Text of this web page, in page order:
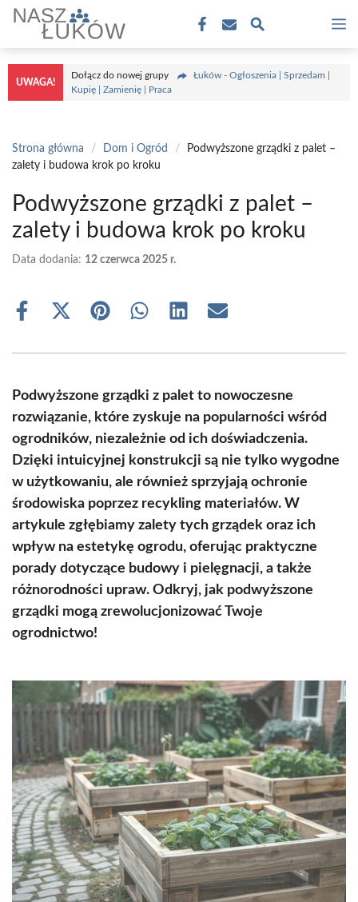
Przejdź
treści
UWAGA!
Dołącz do nowej grupy
Łuków - Ogłoszenia | Sprzedam |
Kupię | Zamienię | Praca
Strona główna / Dom i Ogród /
Podwyższone grządki z palet –
zalety i budowa krok po kroku
Podwyższone grządki z palet –
zalety i budowa krok po kroku
Data dodania: 12 czerwca 2025 r.
Share
Share
(Twitter)
Share Share Share Share
Podwyższone grządki z palet to nowoczesne
rozwiązanie, które zyskuje na popularności wśród
ogrodników, niezależnie od ich doświadczenia.
Dzięki intuicyjnej konstrukcji są nie tylko wygodne
w użytkowaniu, ale również sprzyjają ochronie
środowiska poprzez recykling materiałów. W
artykule zgłębiamy zalety tych grządek oraz ich
wpływ na estetykę ogrodu, oferując praktyczne
porady dotyczące budowy i pielęgnacji, a także
różnorodności upraw. Odkryj, jak podwyższone
grządki mogą zrewolucjonizować Twoje
ogrodnictwo!